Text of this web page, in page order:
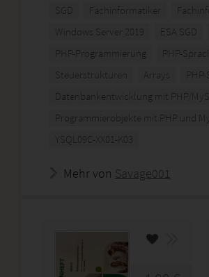
SGD Fachinformatiker
Windows Server 2019
ESA SGD
PHP-Programmierung
PHP-
Steuerstrukturen
Arrays
Datenbankentwicklung mit PHP/
Programmierobjekte mit PHP und
YSQL09C-XX01-K03
Mehr von Savage001